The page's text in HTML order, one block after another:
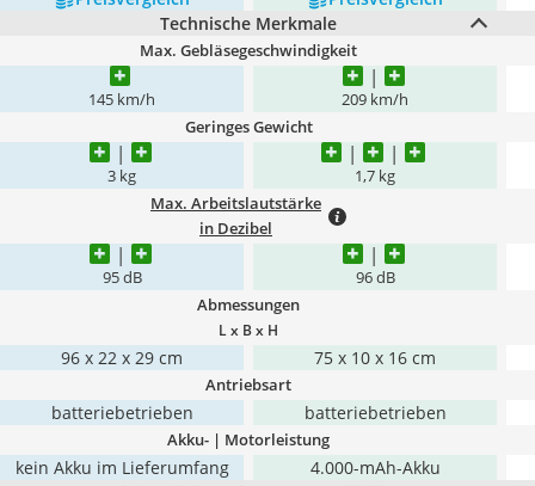
Technische Merkmale
Max. Gebläsegeschwindigkeit
145 km/h 209 km/h
Geringes Gewicht
3 kg 1,7 kg
Max. Arbeitslautstärke
in Dezibel
95 dB 96 dB
Abmessungen
L x B x H
96 x 22 x 29 cm 75 x 10 x 16 cm
Antriebsart
batteriebetrieben batteriebetrieben
Akku- | Motorleistung
kein Akku im Lieferumfang
4.000-mAh-Akku